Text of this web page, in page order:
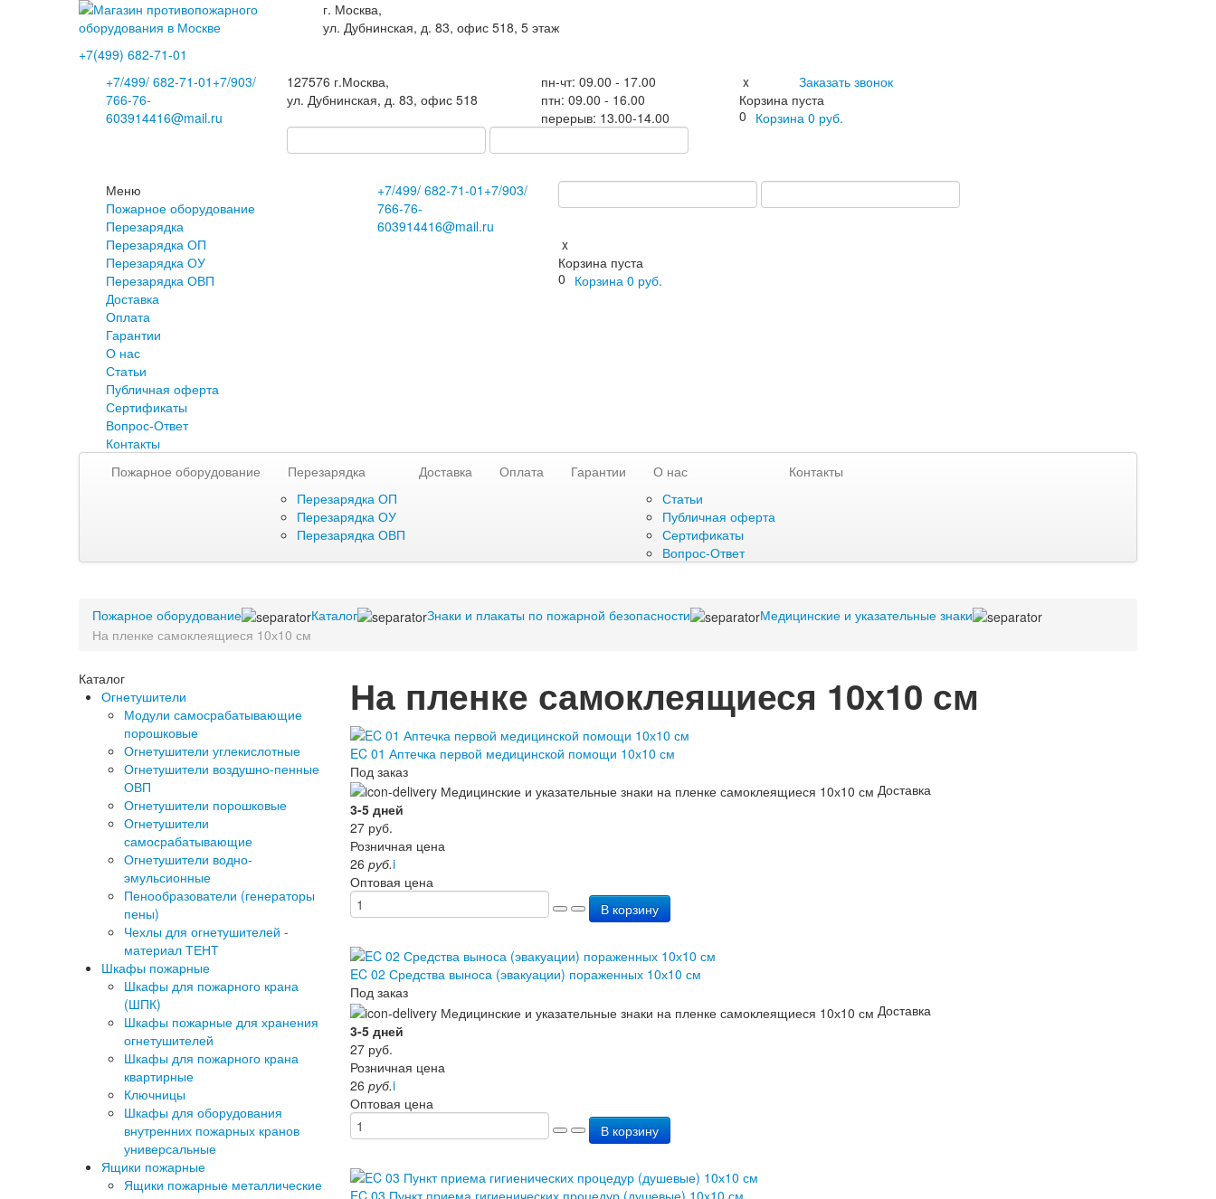
г. Москва,
ул. Дубнинская, д. 83, офис 518, 5 этаж
+7(499) 682-71-01
+7/499/ 682-71-01 +7/903/
766-76-
603914416@mail.ru
127576 г.Москва,
ул. Дубнинская, д. 83, офис 518
пн-чт: 09.00 - 17.00
птн: 09.00 - 16.00
перерыв: 13.00-14.00
Заказать звонок
x
Корзина пуста
0 Корзина 0 руб.
Меню
Пожарное оборудование
Перезарядка
Перезарядка ОП
Перезарядка ОУ
Перезарядка ОВП
Доставка
Оплата
Гарантии
О нас
Статьи
Публичная оферта
Сертификаты
Вопрос-Ответ
Контакты
+7/499/ 682-71-01 +7/903/
766-76-
603914416@mail.ru
x
Корзина пуста
0 Корзина 0 руб.
Пожарное оборудование
Перезарядка
Перезарядка ОП
Перезарядка ОУ
Перезарядка ОВП
Доставка Оплата Гарантии
О нас
Статьи
Публичная оферта
Сертификаты
Вопрос-Ответ
Контакты
Пожарное оборудование Каталог Знаки и плакаты по пожарной безопасности
Медицинские и указательные знаки
На пленке самоклеящиеся 10х10 см
Каталог
Огнетушители
Модули самосрабатывающие
порошковые
Огнетушители углекислотные
Огнетушители воздушно-пенные
ОВП
Огнетушители порошковые
Огнетушители
самосрабатывающие
Огнетушители водно-
эмульсионные
Пенообразователи (генераторы
пены)
Чехлы для огнетушителей -
материал ТЕНТ
Шкафы пожарные
Шкафы для пожарного крана
(ШПК)
Шкафы пожарные для хранения
огнетушителей
Шкафы для пожарного крана
квартирные
Ключницы
Шкафы для оборудования
внутренних пожарных кранов
универсальные
Ящики пожарные
Ящики пожарные металлические
На пленке самоклеящиеся 10х10 см
EC 01 Аптечка первой медицинской помощи 10х10 см
Под заказ
Доставка
3-5 дней
27 руб.
Розничная цена
26 руб.i
Оптовая цена
В корзину
EC 02 Средства выноса (эвакуации) пораженных 10х10 см
Под заказ
Доставка
3-5 дней
27 руб.
Розничная цена
26 руб.i
Оптовая цена
В корзину
EC 03 Пункт приема гигиенических процедур (душевые) 10х10 см